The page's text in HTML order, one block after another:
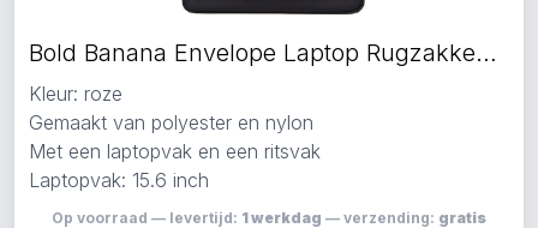
Bold Banana Envelope Laptop Rugzakken roze
Kleur: roze
Gemaakt van polyester en nylon
Met een laptopvak en een ritsvak
Laptopvak: 15.6 inch
Op voorraad — levertijd: 1 werkdag — verzending: gratis